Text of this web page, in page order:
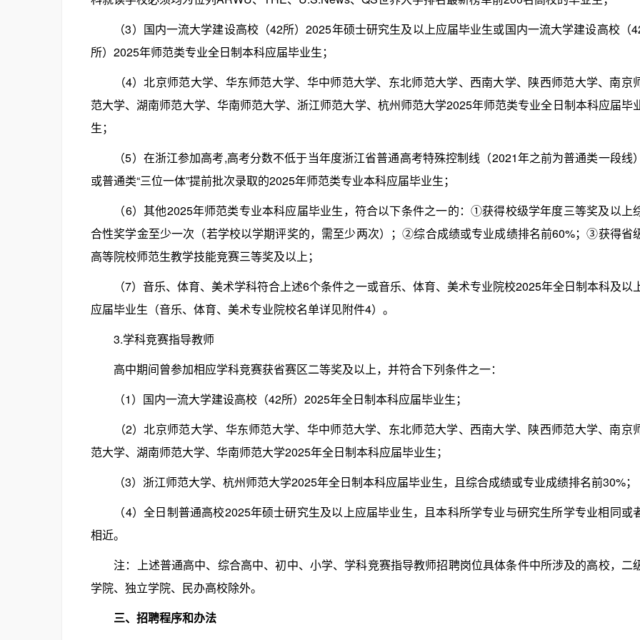
（3）国内一流大学建设高校（42所）2025年硕士研究生及以上应届毕业生或国内一流大学建设高校（
所）2025年师范类专业全日制本科应届毕业生；
（4）北京师范大学、华东师范大学、华中师范大学、东北师范大学、西南大学、陕西师范大学、南京
范大学、湖南师范大学、华南师范大学、浙江师范大学、杭州师范大学2025年师范类专业全日制本科应届毕
生；
（5）在浙江参加高考,高考分数不低于当年度浙江省普通高考特殊控制线（2021年之前为普通类一段线）
或普通类“三位一体”提前批次录取的2025年师范类专业本科应届毕业生；
（6）其他2025年师范类专业本科应届毕业生，符合以下条件之一的：①获得校级学年度三等奖及以上
合性奖学金至少一次（若学校以学期评奖的，需至少两次）；②综合成绩或专业成绩排名前60%；③获得省
高等院校师范生教学技能竞赛三等奖及以上；
（7）音乐、体育、美术学科符合上述6个条件之一或音乐、体育、美术专业院校2025年全日制本科及以
应届毕业生（音乐、体育、美术专业院校名单详见附件4）。
3.学科竞赛指导教师
高中期间曾参加相应学科竞赛获省赛区二等奖及以上，并符合下列条件之一：
（1）国内一流大学建设高校（42所）2025年全日制本科应届毕业生；
（2）北京师范大学、华东师范大学、华中师范大学、东北师范大学、西南大学、陕西师范大学、南京
范大学、湖南师范大学、华南师范大学2025年全日制本科应届毕业生；
（3）浙江师范大学、杭州师范大学2025年全日制本科应届毕业生，且综合成绩或专业成绩排名前30%；
（4）全日制普通高校2025年硕士研究生及以上应届毕业生，且本科所学专业与研究生所学专业相同或
相近。
注：上述普通高中、综合高中、初中、小学、学科竞赛指导教师招聘岗位具体条件中所涉及的高校，二
学院、独立学院、民办高校除外。
三、招聘程序和办法